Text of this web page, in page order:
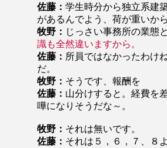
佐藤： 学生時分から独立系建
があるんでよう、荷が重いか
牧野： じっさい事務所の業態
識も全然違いますから。
佐藤： 所員ではなかったわけ
だ。
牧野： そうです、報酬を
佐藤： 山分けすると。経費を
嘩になりそうだな～。
牧野： それは無いです。
佐藤： それは５，６，７、８